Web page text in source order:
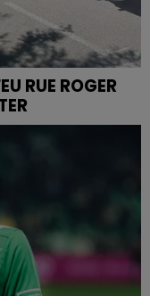
RUE ROGER